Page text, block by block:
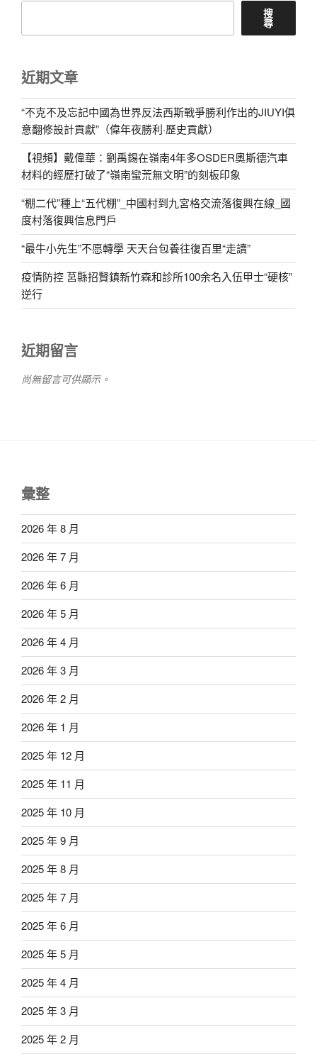
搜
尋
近期文章
“不克不及忘記中國為世界反法西斯戰爭勝利作出的JIUYI俱
意翻修設計貢獻”（偉年夜勝利·歷史貢獻）
【視頻】戴偉華：劉禹錫在嶺南4年多OSDER奧斯德汽車
材料的經歷打破了“嶺南蠻荒無文明”的刻板印象
“棚二代”種上“五代棚”_中國村到九宮格交流落復興在線_國
度村落復興信息門戶
“最牛小先生”不愿轉學 天天台包養往復百里“走讀”
疫情防控 莒縣招賢鎮新竹森和診所100余名入伍甲士“硬核”
逆行
近期留言
尚無留言可供顯示。
彙整
2026 年 8 月
2026 年 7 月
2026 年 6 月
2026 年 5 月
2026 年 4 月
2026 年 3 月
2026 年 2 月
2026 年 1 月
2025 年 12 月
2025 年 11 月
2025 年 10 月
2025 年 9 月
2025 年 8 月
2025 年 7 月
2025 年 6 月
2025 年 5 月
2025 年 4 月
2025 年 3 月
2025 年 2 月